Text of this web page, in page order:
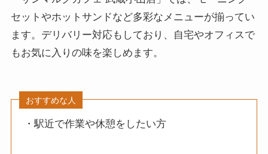
セットやホットサンドなど多彩なメニューが揃ってい
ます。デリバリー対応もしており、自宅やオフィスで
もお気に入りの味を楽しめます。
おすすめな人
・駅近で作業や休憩をしたい方